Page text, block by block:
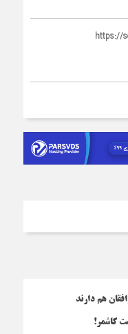
https://
هم دارند